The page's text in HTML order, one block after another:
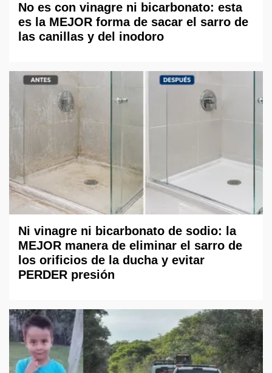
No es con vinagre ni bicarbonato: esta
es la MEJOR forma de sacar el sarro de
las canillas y del inodoro
Ni vinagre ni bicarbonato de sodio: la
MEJOR manera de eliminar el sarro de
los orificios de la ducha y evitar
PERDER presión